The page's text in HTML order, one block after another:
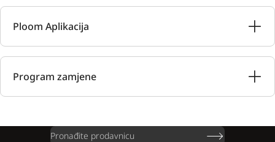
Ploom Aplikacija
Program zamjene
Pronađite prodavnicu